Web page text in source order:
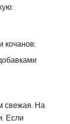
кочанов;
свежая. На
Если